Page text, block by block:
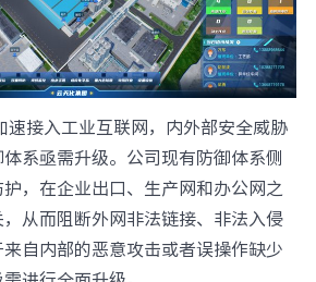
接入工业互联网，内外部安全威胁
系亟需升级。公司现有防御体系侧
，在企业出口、生产网和办公网之
从而阻断外网非法链接、非法入侵
自内部的恶意攻击或者误操作缺少